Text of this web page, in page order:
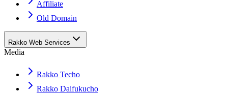
Affiliate
Old Domain
Rakko Web Services
Media
Rakko Techo
Rakko Daifukucho